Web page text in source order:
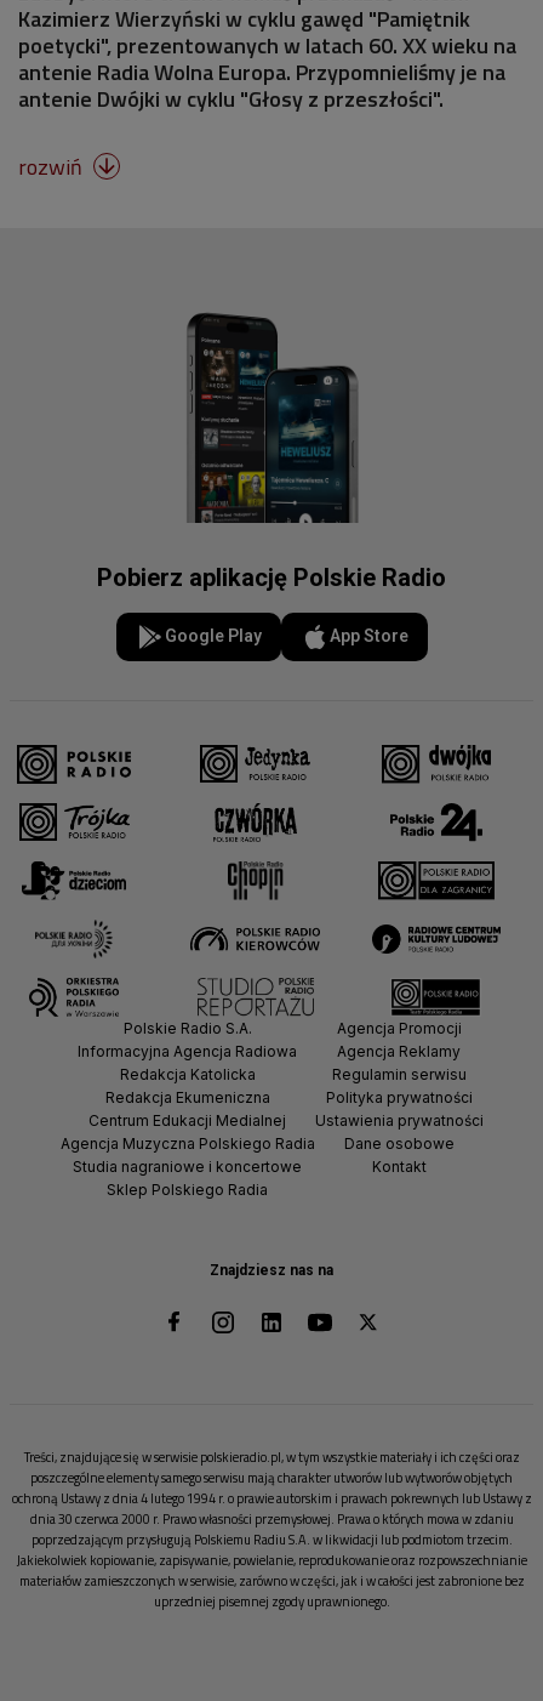
Kazimierz Wierzyński w cyklu gawęd "Pamiętnik
poetycki", prezentowanych w latach 60. XX wieku na
antenie Radia Wolna Europa. Przypomnieliśmy je na
antenie Dwójki w cyklu "Głosy z przeszłości".
rozwiń 
Pobierz aplikację Polskie Radio
Google Play App Store
Znajdziesz nas na
Polskie Radio S.A.
Informacyjna Agencja Radiowa
Redakcja Katolicka
Redakcja Ekumeniczna
Centrum Edukacji Medialnej
Agencja Muzyczna Polskiego Radia
Studia nagraniowe i koncertowe
Sklep Polskiego Radia
Agencja Promocji
Agencja Reklamy
Regulamin serwisu
Polityka prywatności
Ustawienia prywatności
Dane osobowe
Kontakt
Treści, znajdujące się w serwisie polskieradio.pl, w tym wszystkie materiały i ich części oraz
poszczególne elementy samego serwisu mają charakter utworów lub wytworów objętych
ochroną Ustawy z dnia 4 lutego 1994 r. o prawie autorskim i prawach pokrewnych lub Ustawy z
dnia 30 czerwca 2000 r. Prawo własności przemysłowej. Prawa o których mowa w zdaniu
poprzedzającym przysługują Polskiemu Radiu S.A. w likwidacji lub podmiotom trzecim.
Jakiekolwiek kopiowanie, zapisywanie, powielanie, reprodukowanie oraz rozpowszechnianie
materiałów zamieszczonych w serwisie, zarówno w części, jak i w całości jest zabronione bez
uprzedniej pisemnej zgody uprawnionego.